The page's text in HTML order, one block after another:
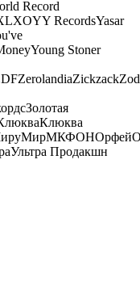
Record
XOYY RecordsYasar
Young Stoner
ZerolandiaZickzack
Золотая
Клюква
МКФОНОрфей
Ультра Продакшн